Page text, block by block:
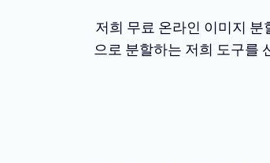
저희 무료 온라인 이미지
으로 분할하는 저희 도구를